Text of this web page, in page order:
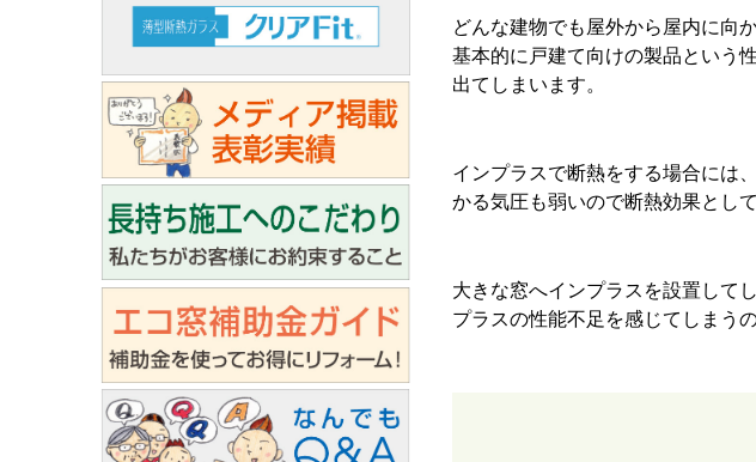
どんな建物でも屋外から屋内に向
基本的に戸建て向けの製品という
出てしまいます。
インプラスで断熱をする場合には
かる気圧も弱いので断熱効果とし
大きな窓へインプラスを設置して
プラスの性能不足を感じてしまう